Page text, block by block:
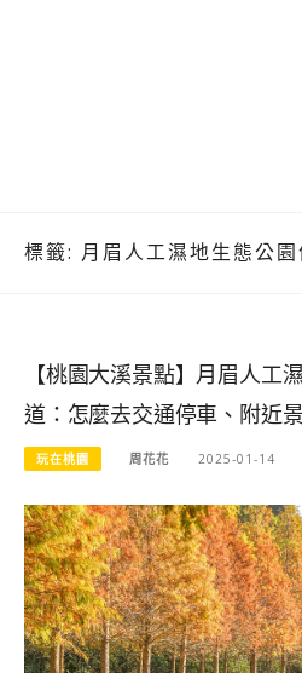
標籤: 月眉人工濕地生態公園
【桃園大溪景點】月眉人工
道：怎麼去交通停車、附近
玩在桃園 周花花 2025-01-14